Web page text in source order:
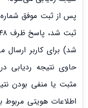
پس از ثبت موفق
حاوی نتیجه ردیابی
مثبت یا منفی بودن
اطلاعات هویتی مربوط